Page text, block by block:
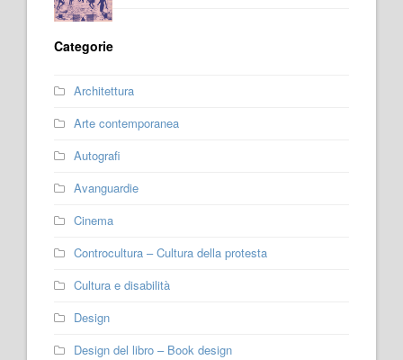
Categorie
Architettura
Arte contemporanea
Autografi
Avanguardie
Cinema
Controcultura – Cultura della protesta
Cultura e disabilità
Design
Design del libro – Book design